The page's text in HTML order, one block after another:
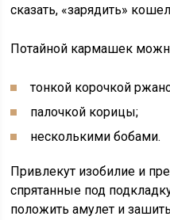
сказать, «зарядить»
Потайной кармашек
тонкой корочкой
палочкой корицы;
несколькими бобами.
Привлекут изобилие и
спрятанные под
положить амулет и